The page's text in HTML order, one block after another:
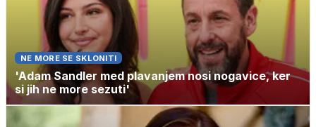
NE MORE SE SKLONITI
'Adam Sandler med plavanjem nosi nogavice, ker
si jih ne more sezuti'